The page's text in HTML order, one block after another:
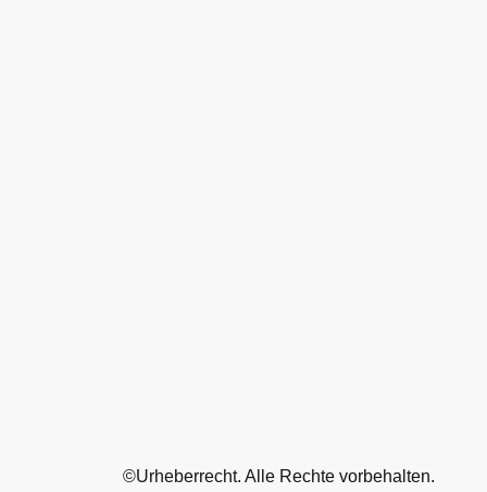
©Urheberrecht. Alle Rechte vorbehalten.